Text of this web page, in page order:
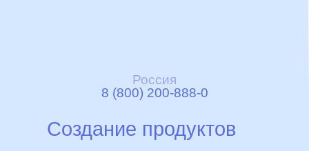
Россия
8 (800) 200-888-0
Создание продуктов